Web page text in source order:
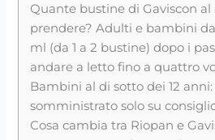
Quante bustine di Gaviscon al
prendere? Adulti e bambini da
ml (da 1 a 2 bustine) dopo i
andare a letto fino a quattro
Bambini al di sotto dei 12 anni:
somministrato solo su
Cosa cambia tra Riopan e